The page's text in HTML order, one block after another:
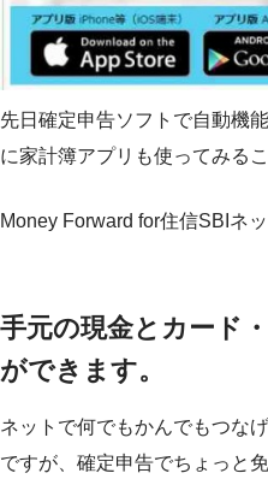
先日確定申告ソフトで自動機
に家計簿アプリも使ってみる
Money Forward for住信SBIネ
手元の現金とカード
ができます。
ネットで何でもかんでもつな
ですが、確定申告でちょっと